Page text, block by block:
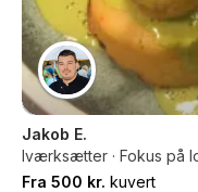
Jakob E.
Iværksætter · Fokus på
Fra 500 kr. kuvert